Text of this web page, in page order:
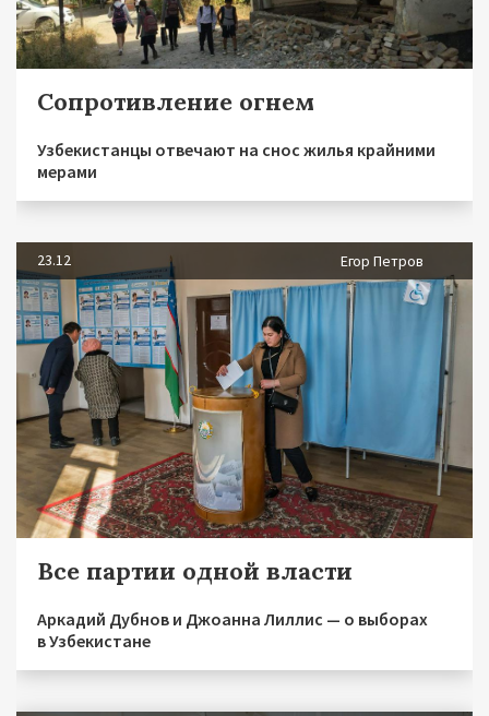
Сопротивление огнем
Узбекистанцы отвечают на снос жилья крайними
мерами
23.12 Егор Петров
Все партии одной власти
Аркадий Дубнов и Джоанна Лиллис — о выборах
в Узбекистане